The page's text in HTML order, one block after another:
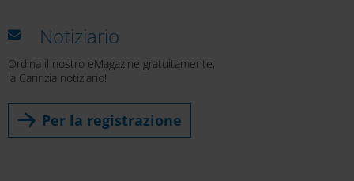
Pietre Kranzelbinder
Torre panoramica Pyramidenkogel
Notiziario
Ordina il nostro eMagazine gratuitamente,
la Carinzia notiziario!
Per la registrazione